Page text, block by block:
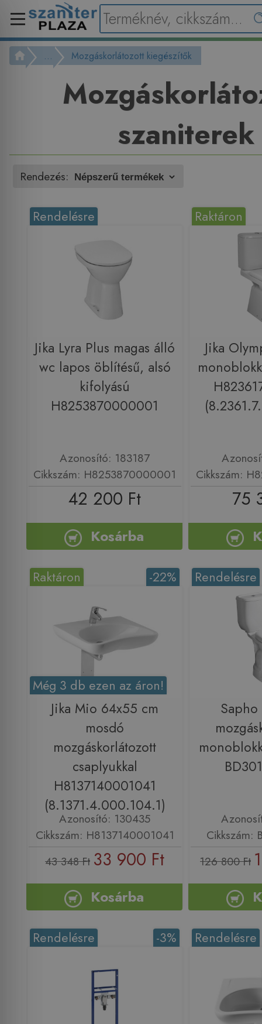
... Mozgáskorlátozott kiegészítők
szaniterek
Rendezés:
Rendelésre
Jika Lyra Plus magas álló
wc lapos öblítésű, alsó
kifolyású
H8253870000001
Azonosító: 183187
Cikkszám: H8253870000001
42 200 Ft
Kosárba
Raktáron
Jika
Cikkszám:
75
-22%
Raktáron
Még 3 db ezen az áron!
Jika Mio 64x55 cm
mosdó
mozgáskorlátozott
csaplyukkal
H8137140001041
(8.1371.4.000.104.1)
Azonosító: 130435
Cikkszám: H8137140001041
43 348 Ft 33 900 Ft
Kosárba
Rendelésre
Sapho
Cikkszám:
126 800 Ft
-3%
Rendelésre Rendelésre